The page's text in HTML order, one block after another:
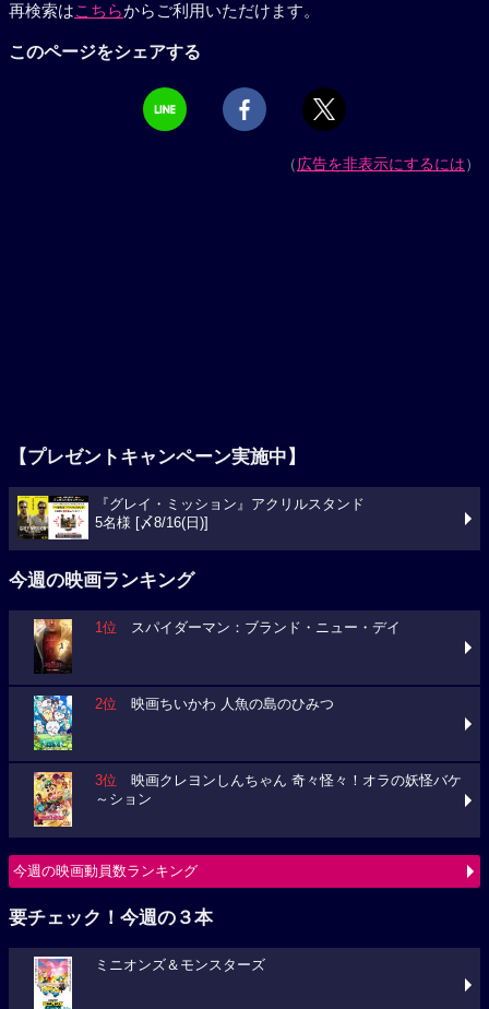
再検索はこちらからご利用いただけます。
このページをシェアする
（広告を非表示にするには）
【プレゼントキャンペーン実施中】
『グレイ・ミッション』アクリルスタンド
5名様 [〆8/16(日)]
今週の映画ランキング
1位 スパイダーマン：ブランド・ニュー・デイ
2位 映画ちいかわ 人魚の島のひみつ
3位 映画クレヨンしんちゃん 奇々怪々！オラの妖怪バケ
～ション
今週の映画動員数ランキング
要チェック！今週の３本
ミニオンズ＆モンスターズ